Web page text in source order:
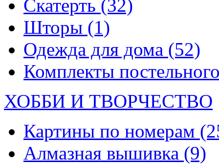
Скатерть (32)
Шторы (1)
Одежда для дома (52)
Комплекты
ХОББИ И ТВОРЧЕСТВО
Картины по номерам
Алмазная вышивка (9)